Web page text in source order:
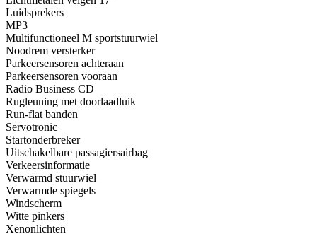
Luidsprekers
MP3
Multifunctioneel M sportstuurwiel
Noodrem versterker
Parkeersensoren achteraan
Parkeersensoren vooraan
Radio Business CD
Rugleuning met doorlaadluik
Run-flat banden
Servotronic
Startonderbreker
Uitschakelbare passagiersairbag
Verkeersinformatie
Verwarmd stuurwiel
Verwarmde spiegels
Windscherm
Witte pinkers
Xenonlichten